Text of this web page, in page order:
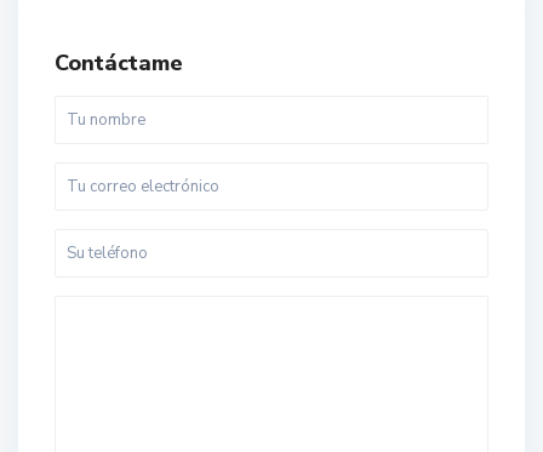
Contáctame